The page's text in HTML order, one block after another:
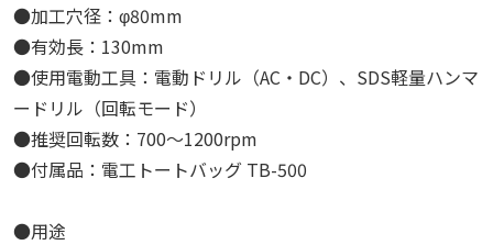
●加工穴径：φ80mm
●有効長：130mm
●使用電動工具：電動ドリル（AC・DC）、SDS軽量ハンマ
ードリル（回転モード）
●推奨回転数：700～1200rpm
●付属品：電工トートバッグ TB-500
●用途